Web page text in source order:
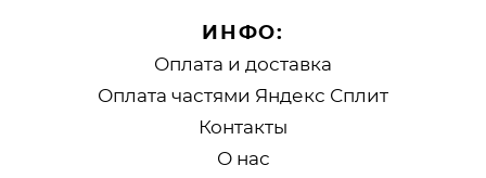
ИНФО:
Оплата и доставка
Оплата частями Яндекс Сплит
Контакты
О нас